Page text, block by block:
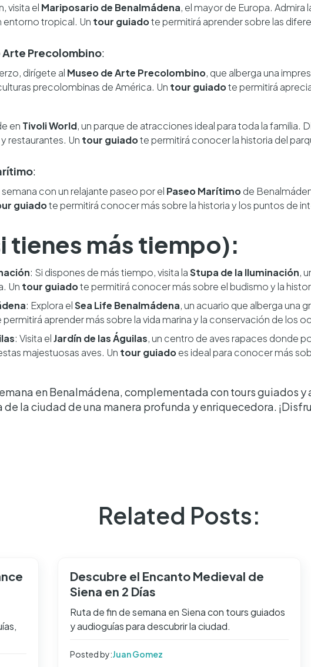
visita el Mariposario de Benalmádena, el mayor de Europa. Admira
entorno tropical. Un tour guiadote permitirá aprender sobre las
Arte Precolombino:
dirígete al Museo de Arte Precolombino, que alberga una
precolombinas de América. Un tour guiadote permitirá
en Tivoli World, un parque de atracciones ideal para toda la familia.
restaurantes. Un tour guiadote permitirá conocer la historia del
:
con un relajante paseo por el Paseo Marítimode
guiadote permitirá conocer más sobre la historia y los puntos de
tienes más tiempo):
: Si dispones de más tiempo, visita laStupa de la Iluminación,
Un tour guiadote permitirá conocer más sobre el budismo y la
: Explora elSea Life Benalmádena, un acuario que alberga una
permitirá aprender más sobre la vida marina y la conservación de los
: Visita elJardín de las Águilas, un centro de aves rapaces donde
majestuosas aves. Un tour guiadoes ideal para conocer más
en Benalmádena, complementada con tours guiados
la ciudad de una manera profunda y enriquecedora.
Related Posts:
Descubre el Encanto Medieval de
Siena en 2 Días
Ruta de fin de semana en Siena con tours guiados
y audioguías para descubrir la ciudad.
Posted by:Juan Gomez